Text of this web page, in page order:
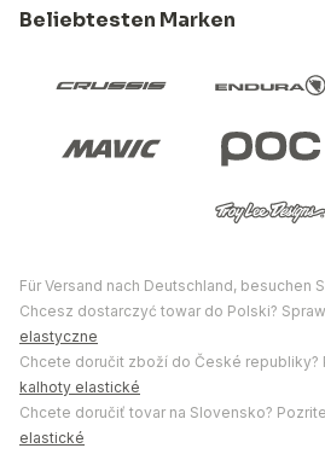
Beliebtesten Marken
Für Versand nach Deutschland, besuchen
Chcesz dostarczyć towar do Polski?
elastyczne
Chcete doručit zboží do České republiky?
kalhoty elastické
Chcete doručiť tovar na Slovensko?
elastické